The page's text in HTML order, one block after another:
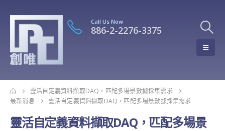
Call Us Now
886-2-2276-3375
靈活自定義資料擷取DAQ，匹配多場景數據採集需求
最新消息
靈活自定義資料擷取DAQ，匹配多場景數據採集需求
靈活自定義資料擷取DAQ，匹配多場景